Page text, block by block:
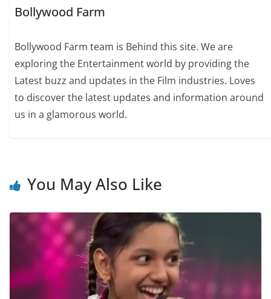
Bollywood Farm
Bollywood Farm team is Behind this site. We are
exploring the Entertainment world by providing the
Latest buzz and updates in the Film industries. Loves
to discover the latest updates and information around
us in a glamorous world.
You May Also Like